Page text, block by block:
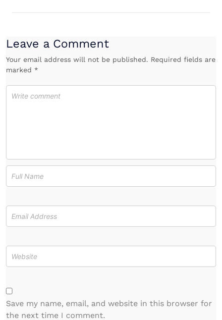
Leave a Comment
Your email address will not be published. Required fields are
marked *
Save my name, email, and website in this browser for
the next time I comment.